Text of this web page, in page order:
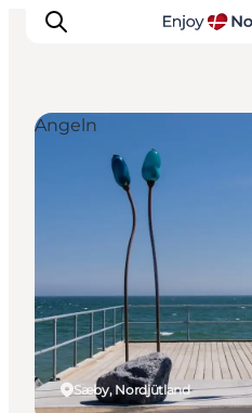
Erlebnisse
Reiseplanung
Destinationen
Veranstaltungen
Für Kinder
Sæby, Nordjütland
Angeln